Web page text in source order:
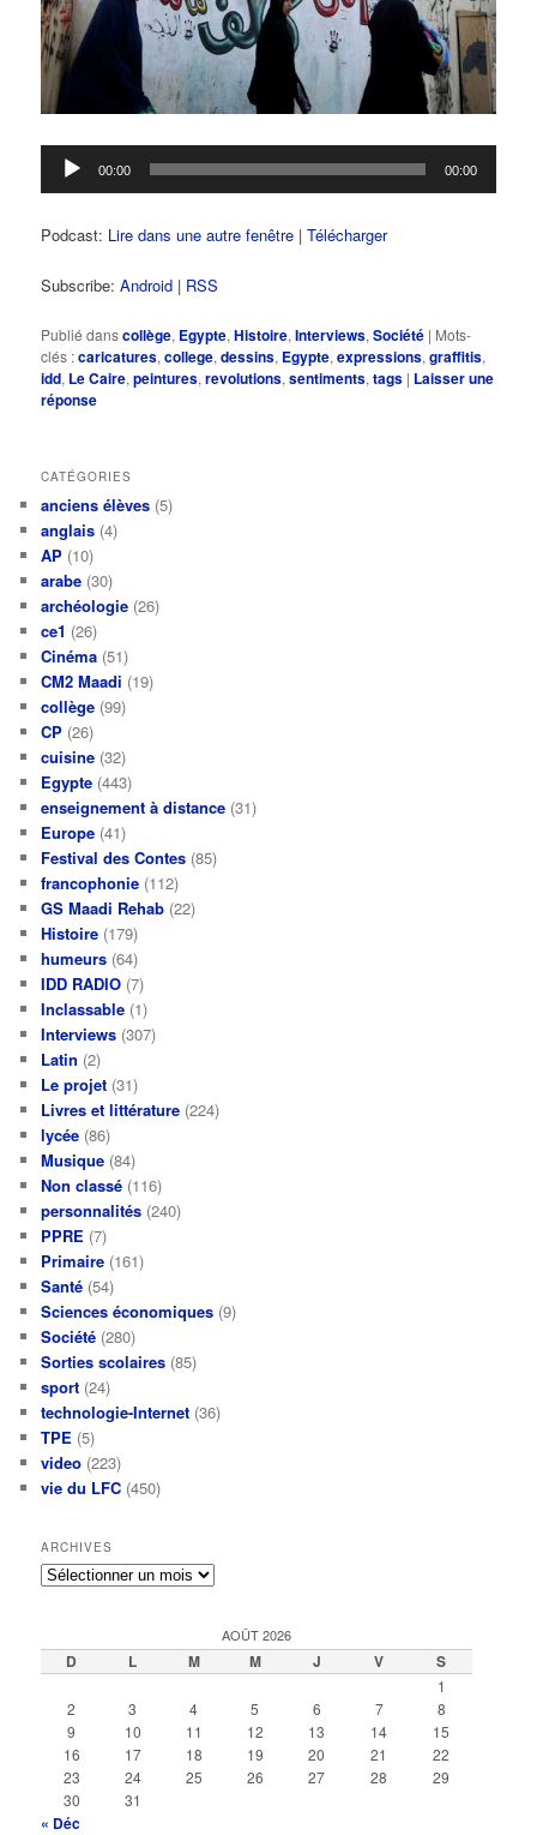
Lecteur
audio
00:00 00:00
Podcast: Lire dans une autre fenêtre |Télécharger
Subscribe:Android | RSS
Publié danscollège, Egypte,Histoire,Interviews,Société | Mots-
clés :caricatures,college,dessins, Egypte,expressions,graffitis,
idd, Le Caire,peintures,revolutions,sentiments,tags | Laisser une
réponse
CATÉGORIES
anciens élèves (5)
anglais (4)
AP (10)
arabe (30)
archéologie (26)
ce1 (26)
Cinéma (51)
CM2 Maadi (19)
collège (99)
CP (26)
cuisine (32)
Egypte (443)
enseignement à distance (31)
Europe (41)
Festival des Contes (85)
francophonie (112)
GS Maadi Rehab (22)
Histoire (179)
humeurs (64)
IDD RADIO (7)
Inclassable (1)
Interviews (307)
Latin (2)
Le projet (31)
Livres et littérature (224)
lycée (86)
Musique (84)
Non classé (116)
personnalités (240)
PPRE (7)
Primaire (161)
Santé (54)
Sciences économiques (9)
Société (280)
Sorties scolaires (85)
sport (24)
technologie-Internet (36)
TPE (5)
video (223)
vie du LFC (450)
ARCHIVES
Archives
AOÛT 2026
D L M M J V S
1
2
3 4 5 6 7
8
9
10 11 12 13 14
15
16
17 18 19 20 21
22
23
24 25 26 27 28
29
30
31
« Déc